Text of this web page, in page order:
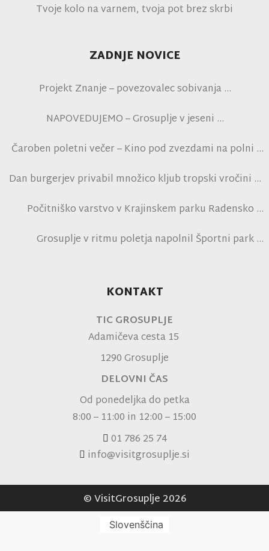
Tvoje kolo na varnem, tvoja pot brez skrbi
ZADNJE NOVICE
Projekt Znanje – povezovalec sobivanja
NAPOVEDUJEMO – Grosuplje v jeseni
Čaroben poletni večer – Kino pod zvezdami na polni
Dan burgerjev privabil množico kljub tropski vročini
Počitniško varstvo v Krajinskem parku Radensko
Grosuplje v ritmu poletja napolnil Športni park
KONTAKT
TIC GROSUPLJE
Adamičeva cesta 15
1290 Grosuplje
DELOVNI ČAS
Od ponedeljka do petka
8:00 – 11:00 in 12:00 – 15:00
01 786 25 74
info@visitgrosuplje.si
© VisitGrosuplje 2026
Slovenščina